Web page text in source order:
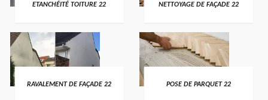
ETANCHÉITÉ TOITURE 22 NETTOYAGE DE FAÇADE 22
RAVALEMENT DE FAÇADE 22 POSE DE PARQUET 22